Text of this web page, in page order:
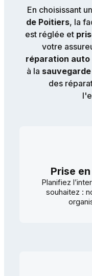
En choisissant un
de Poitiers, la
est réglée et
votre
réparation auto
à la
des
Prise
Planifiez
souhaitez :